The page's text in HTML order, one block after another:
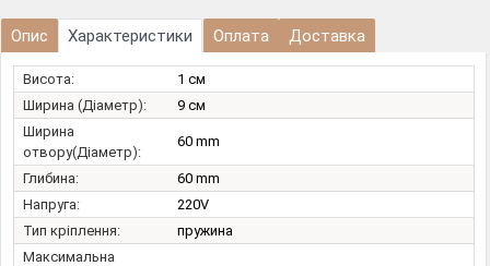
Опис Характеристики Оплата Доставка
Висота:
1 см
Ширина (Діаметр):
9 см
Ширина
отвору(Діаметр):
60 mm
Глибина:
60 mm
Напруга:
220V
Тип кріплення:
пружина
Максимальна